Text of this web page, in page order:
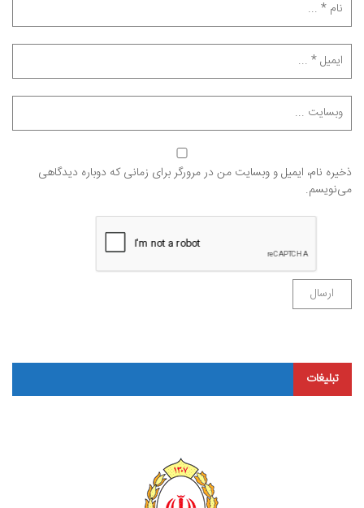
ذخیره نام، ایمیل و وبسایت من در مرورگر برای زمانی که دوباره دیدگاهی
می‌نویسم.
تبلیغات